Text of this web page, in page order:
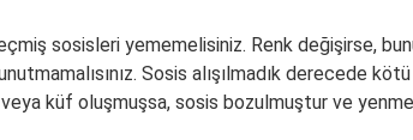
sosisleri yememelisiniz. Renk değişirse,
Sosis alışılmadık derecede
küf oluşmuşsa, sosis bozulmuştur ve